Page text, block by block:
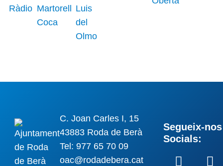
C. Joan Carles I, 15
43883 Roda de Berà
Tel: 977 65 70 09
oac@rodadebera.cat
Segueix-
Socials: